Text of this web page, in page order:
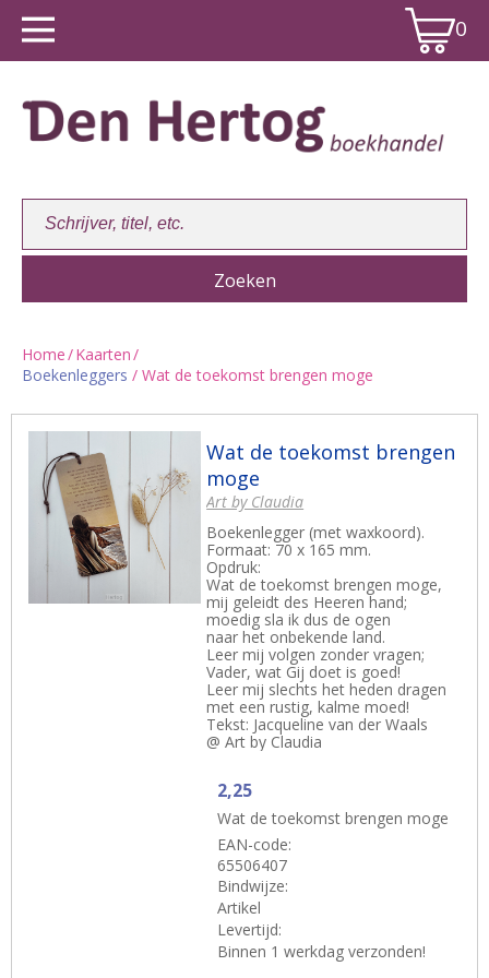
0
Winkelwagen:
Home/Kaarten/
Boekenleggers / Wat de toekomst brengen moge
Wat de toekomst brengen
moge
Art by Claudia
Boekenlegger (met waxkoord).
Formaat: 70 x 165 mm.
Opdruk:
Wat de toekomst brengen moge,
mij geleidt des Heeren hand;
moedig sla ik dus de ogen
naar het onbekende land.
Leer mij volgen zonder vragen;
Vader, wat Gij doet is goed!
Leer mij slechts het heden dragen
met een rustig, kalme moed!
Tekst: Jacqueline van der Waals
@ Art by Claudia
2,25
Wat de toekomst brengen moge
EAN-code:
65506407
Bindwijze:
Artikel
Levertijd:
Binnen 1 werkdag verzonden!